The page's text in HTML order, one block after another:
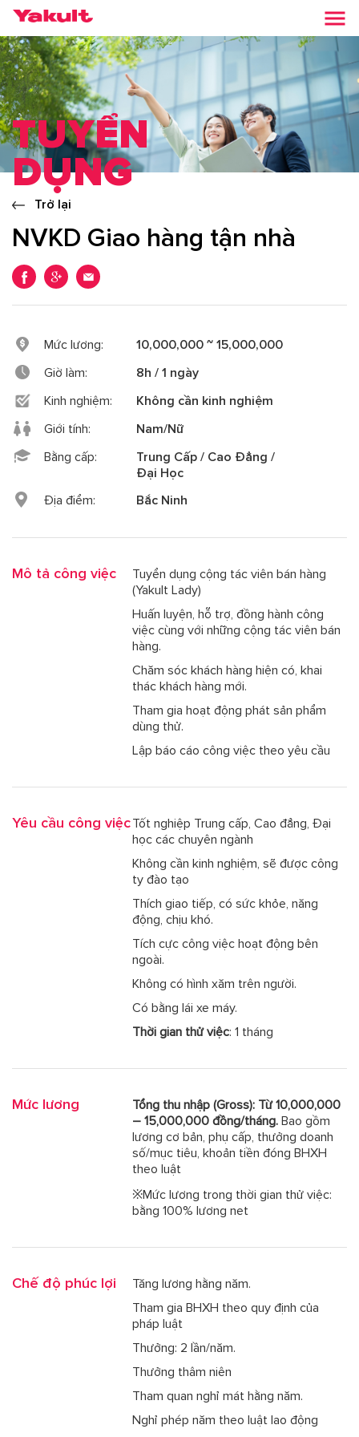
TUYỂN
DỤNG
Trở lại
NVKD Giao hàng tận nhà
Mức lương:
10,000,000 ~ 15,000,000
Giờ làm:
8h / 1 ngày
Kinh nghiệm:
Không cần kinh nghiệm
Giới tính:
Nam/Nữ
Bằng cấp:
Trung Cấp / Cao Đẳng /
Đại Học
Địa điểm:
Bắc Ninh
Mô tả công việc
Tuyển dụng cộng tác viên bán hàng
(Yakult Lady)
Huấn luyện, hỗ trợ, đồng hành công
việc cùng với những cộng tác viên bán
hàng.
Chăm sóc khách hàng hiện có, khai
thác khách hàng mới.
Tham gia hoạt động phát sản phẩm
dùng thử.
Lập báo cáo công việc theo yêu cầu
Yêu cầu công việcTốt nghiệp Trung cấp, Cao đẳng, Đại
học các chuyên ngành
Không cần kinh nghiệm, sẽ được công
ty đào tạo
Thích giao tiếp, có sức khỏe, năng
động, chịu khó.
Tích cực công việc hoạt động bên
ngoài.
Không có hình xăm trên người.
Có bằng lái xe máy.
Thời gian thử việc: 1 tháng
Mức lương
Tổng thu nhập (Gross): Từ 10,000,000
– 15,000,000 đồng/tháng. Bao gồm
lương cơ bản, phụ cấp, thưởng doanh
số/mục tiêu, khoản tiền đóng BHXH
theo luật
※Mức lương trong thời gian thử việc:
bằng 100% lương net
Chế độ phúc lợi
Tăng lương hằng năm.
Tham gia BHXH theo quy định của
pháp luật
Thưởng: 2 lần/năm.
Thưởng thâm niên
Tham quan nghỉ mát hằng năm.
Nghỉ phép năm theo luật lao động